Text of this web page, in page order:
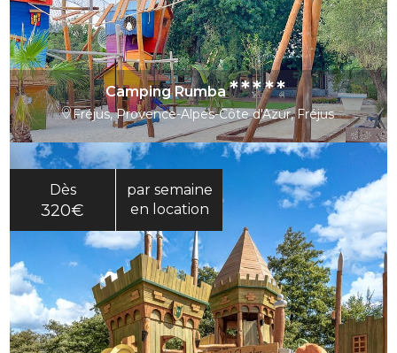
Camping Rumba*****
Fréjus, Provence-Alpes-Côte d'Azur, Fréjus
Dès
320€
par semaine
en location